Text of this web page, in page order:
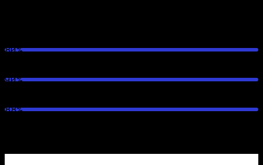
80%
90%
88%